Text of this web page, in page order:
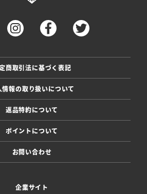
商取引法に基づく表記
情報の取り扱いについて
返品特約について
ポイントについて
お問い合わせ
企業サイト